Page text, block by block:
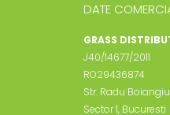
DATE
GRASS
J40/14677/2011
RO29436874
Str. Radu
Sector 1, Bucuresti